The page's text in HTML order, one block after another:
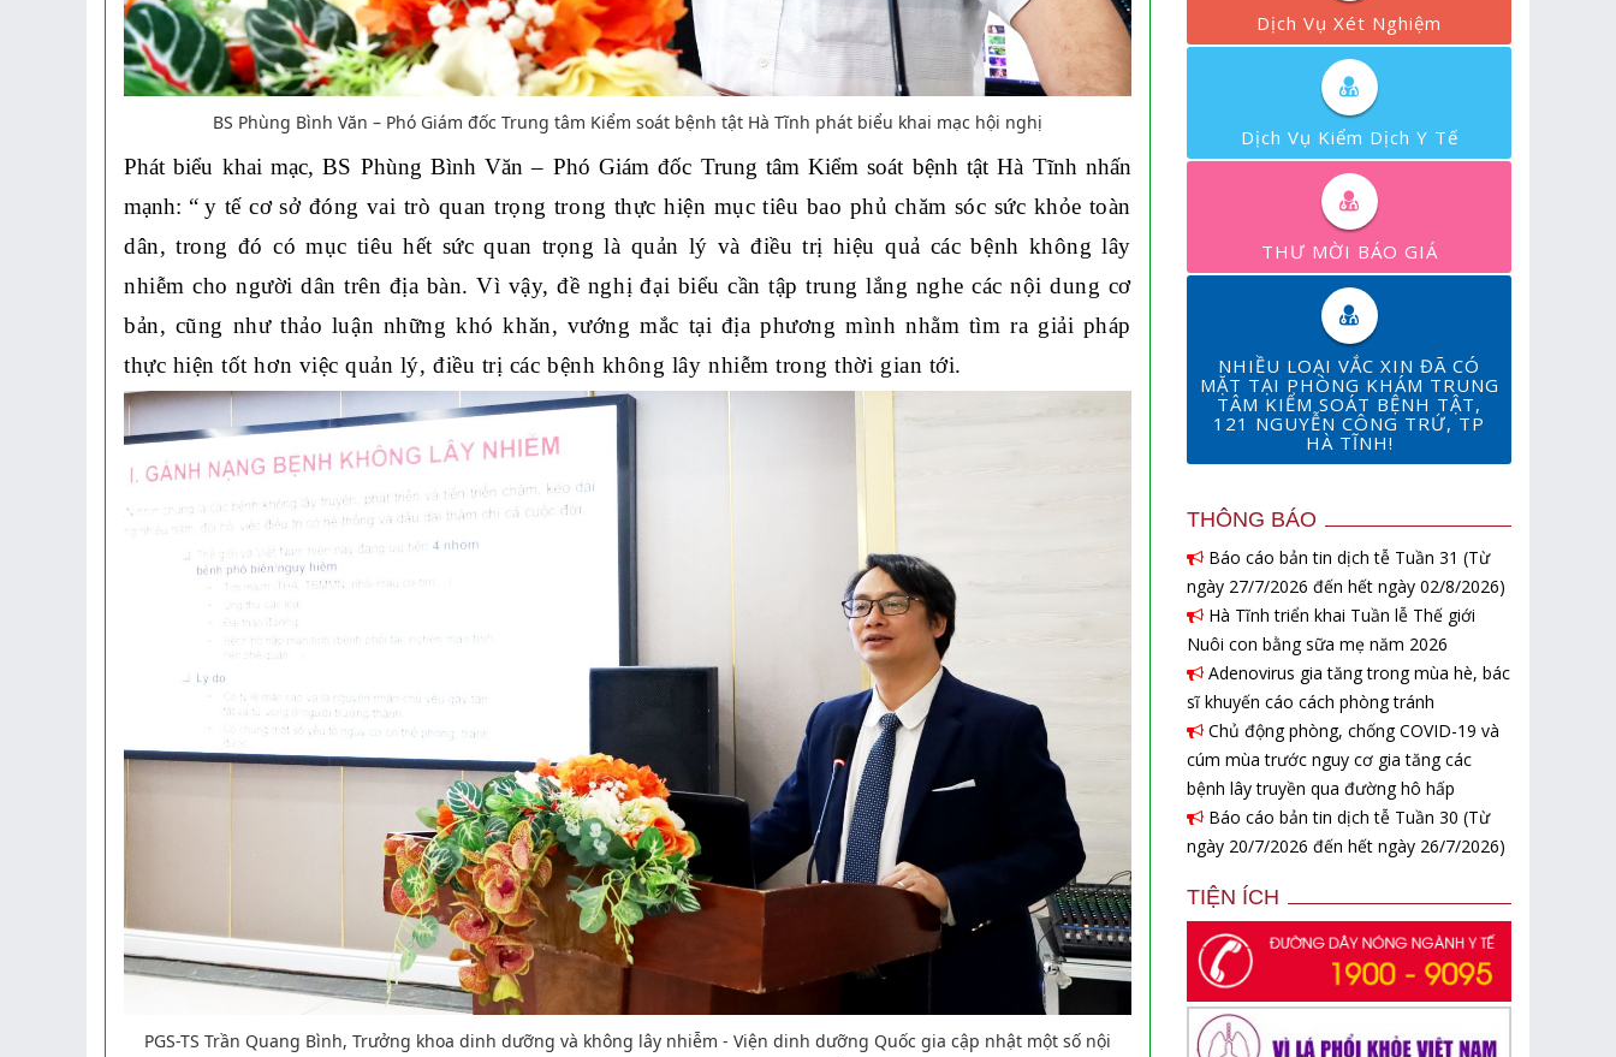
BS Phùng Bình Văn – Phó Giám đốc Trung tâm Kiểm soát bệnh tật Hà Tĩnh phát biểu khai mạc hội nghị
Phát biểu khai mạc, BS Phùng Bình Văn – Phó Giám đốc Trung tâm Kiểm soát bệnh tật Hà Tĩnh nhấn
mạnh: “ y tế cơ sở đóng vai trò quan trọng trong thực hiện mục tiêu bao phủ chăm sóc sức khỏe toàn
dân,trong đó có mục tiêu hết sức quan trọng là quản lý và điều trị hiệu quả các bệnh không lây
nhiễm cho người dân trên địa bàn. Vì vậy,đề nghị đại biểu cần tập trung lắng nghe các nội dung cơ
bản, cũng như thảo luận những khó khăn, vướng mắc tại địa phương mình nhằm tìm ra giải pháp
thực hiện tốt hơn việc quản lý, điều trị các bệnh không lây nhiễmtrong thời gian tới.
PGS-TS Trần Quang Bình, Trưởng khoa dinh dưỡng và không lây nhiễm - Viện dinh dưỡng Quốc gia cập nhật một số nội
Dịch Vụ Xét Nghiệm
Dịch Vụ Kiểm Dịch Y Tế
THƯ MỜI BÁO GIÁ
NHIỀU LOẠI VẮC XIN ĐÃ CÓ
MẶT TẠI PHÒNG KHÁM TRUNG
TÂM KIỂM SOÁT BỆNH TẬT,
121 NGUYỄN CÔNG TRỨ, TP
HÀ TĨNH!
THÔNG BÁO
Báo cáo bản tin dịch tễ Tuần 31 (Từ
ngày 27/7/2026 đến hết ngày 02/8/2026)
Hà Tĩnh triển khai Tuần lễ Thế giới
Nuôi con bằng sữa mẹ năm 2026
Adenovirus gia tăng trong mùa hè, bác
sĩ khuyến cáo cách phòng tránh
Chủ động phòng, chống COVID-19 và
cúm mùa trước nguy cơ gia tăng các
bệnh lây truyền qua đường hô hấp
Báo cáo bản tin dịch tễ Tuần 30 (Từ
ngày 20/7/2026 đến hết ngày 26/7/2026)
TIỆN ÍCH